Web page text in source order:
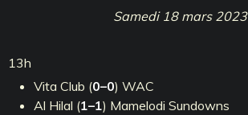
Samedi 18 mars 2023
13h
Vita Club (0–0) WAC
Al Hilal (1–1) Mamelodi Sundowns